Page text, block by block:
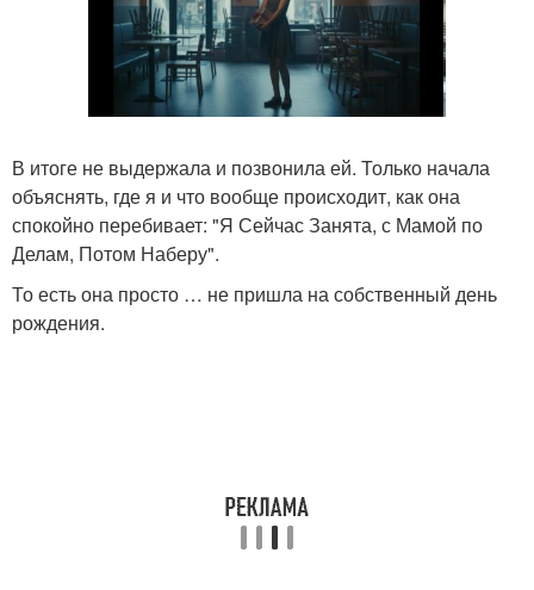
В итоге не выдержала и позвонила ей. Только начала
объяснять, где я и что вообще происходит, как она
спокойно перебивает: "Я Сейчас Занята, с Мамой по
Делам, Потом Наберу".
То есть она просто … не пришла на собственный день
рождения.